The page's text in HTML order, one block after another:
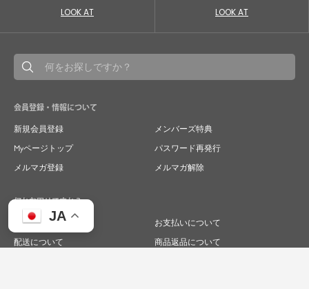
JA
LOOK AT LOOK AT
会員登録・情報について
新規会員登録
メンバーズ特典
Myページトップ
パスワード再発行
メルマガ登録
メルマガ解除
何かお困りですか？
ご注文について
お支払いについて
配送について
商品返品について